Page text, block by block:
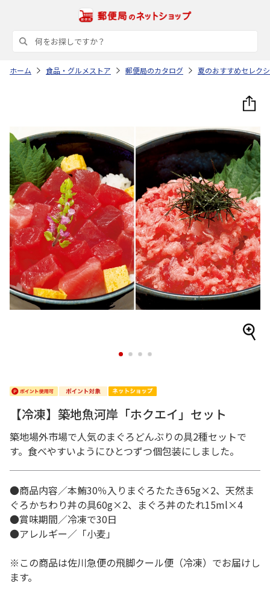
ホーム 食品・グルメストア 郵便局のカタログ 夏のおすすめセレク
1 2 3 4
【冷凍】築地魚河岸「ホクエイ」セット
築地場外市場で人気のまぐろどんぶりの具2種セットで
す。食べやすいようにひとつずつ個包装にしました。
●商品内容／本鮪30％入りまぐろたたき65g×2、天然ま
ぐろかちわり丼の具60g×2、まぐろ丼のたれ15ml×4
●賞味期間／冷凍で30日
●アレルギー／「小麦」
※この商品は佐川急便の飛脚クール便（冷凍）でお届けし
ます。